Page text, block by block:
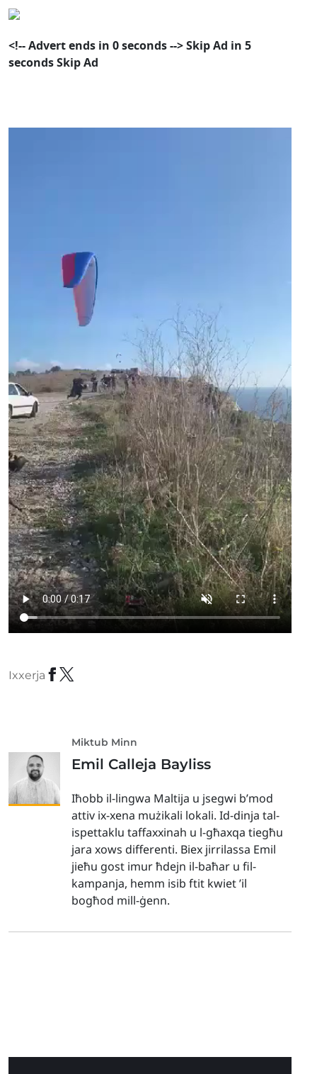
<!--Advert ends in 0seconds-->Skip Ad in 5
secondsSkip Ad
Ixxerja
Miktub Minn
Emil Calleja Bayliss
Iħobb il-lingwa Maltija u jsegwi b’mod
attiv ix-xena mużikali lokali. Id-dinja tal-
ispettaklu taffaxxinah u l-għaxqa tiegħu
jara xows differenti. Biex jirrilassa Emil
jieħu gost imur ħdejn il-baħar u fil-
kampanja, hemm isib ftit kwiet ’il
bogħod mill-ġenn.